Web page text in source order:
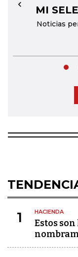
MI
Noticias
←
1 HACIENDA
Estos